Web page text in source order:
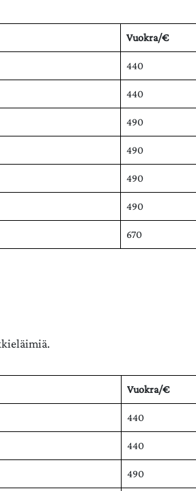
Vuokra/€
440
440
490
490
490
490
670
Vuokra/€
440
440
490